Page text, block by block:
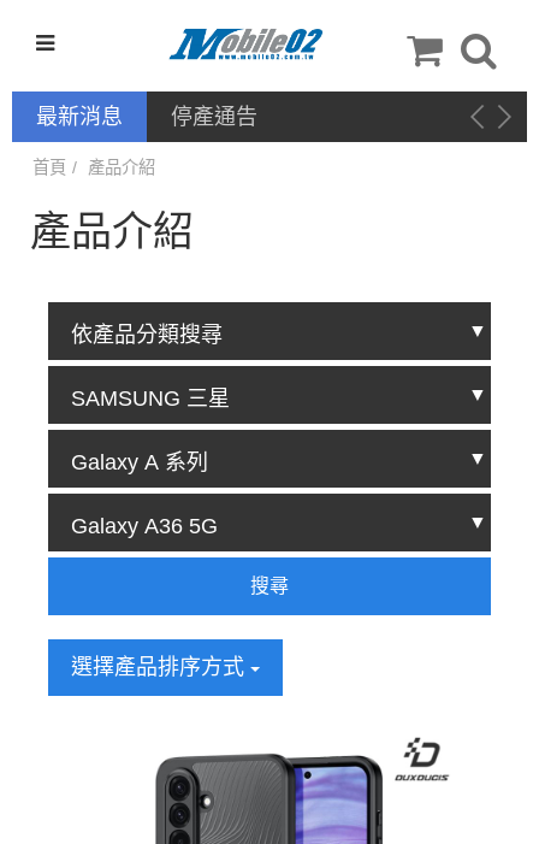
最新消息 停產通告
首頁 產品介紹
產品介紹
搜尋
選擇產品排序方式